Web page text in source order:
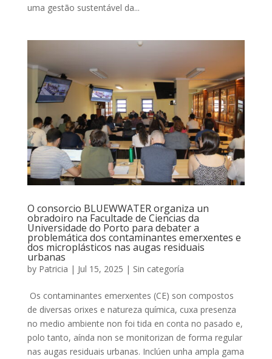
uma gestão sustentável da...
O consorcio BLUEWWATER organiza un
obradoiro na Facultade de Ciencias da
Universidade do Porto para debater a
problemática dos contaminantes emerxentes e
dos microplásticos nas augas residuais
urbanas
by Patricia | Jul 15, 2025 | Sin categoría
Os contaminantes emerxentes (CE) son compostos
de diversas orixes e natureza química, cuxa presenza
no medio ambiente non foi tida en conta no pasado e,
polo tanto, aínda non se monitorizan de forma regular
nas augas residuais urbanas. Inclúen unha ampla gama